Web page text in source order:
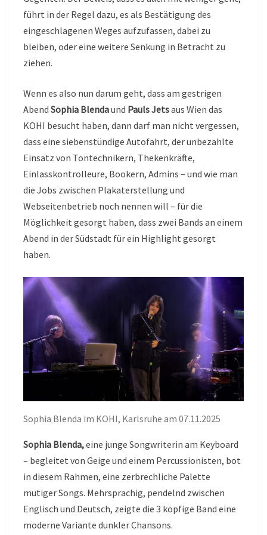
führt in der Regel dazu, es als Bestätigung des
eingeschlagenen Weges aufzufassen, dabei zu
bleiben, oder eine weitere Senkung in Betracht zu
ziehen.
Wenn es also nun darum geht, dass am gestrigen
Abend Sophia Blendaund Pauls Jetsaus Wien das
KOHI besucht haben, dann darf man nicht vergessen,
dass eine siebenstündige Autofahrt, der unbezahlte
Einsatz von Tontechnikern, Thekenkräfte,
Einlasskontrolleure, Bookern, Admins – und wie man
die Jobs zwischen Plakaterstellung und
Webseitenbetrieb noch nennen will – für die
Möglichkeit gesorgt haben, dass zwei Bands an einem
Abend in der Südstadt für ein Highlight gesorgt
haben.
Sophia Blenda im KOHI, Karlsruhe am 07.11.2025
Sophia Blenda,eine junge Songwriterin am Keyboard
– begleitet von Geige und einem Percussionisten, bot
in diesem Rahmen, eine zerbrechliche Palette
mutiger Songs. Mehrsprachig, pendelnd zwischen
Englisch und Deutsch, zeigte die 3 köpfige Band eine
moderne Variante dunkler Chansons.